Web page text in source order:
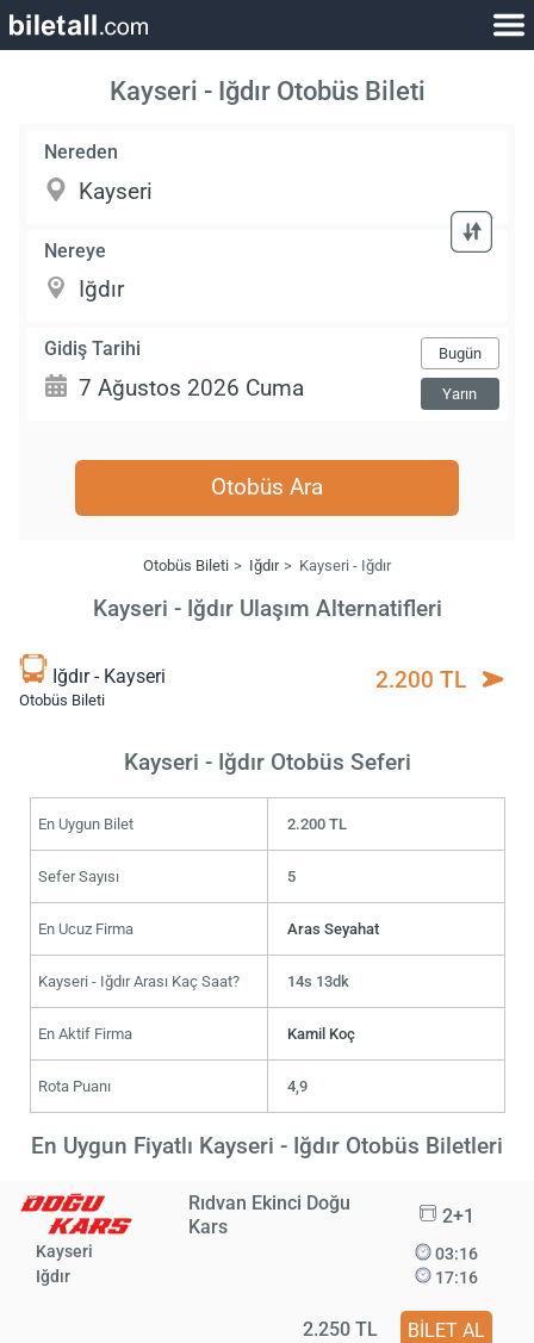
Kayseri - Iğdır Otobüs Bileti
Nereden
Nereye
Gidiş Tarihi Bugün
Yarın
Otobüs Ara
Otobüs Bileti Iğdır Kayseri - Iğdır
Kayseri - Iğdır Ulaşım Alternatifleri
Iğdır - Kayseri
Otobüs Bileti
2.200 TL
Kayseri - Iğdır Otobüs Seferi
En Uygun Bilet 2.200 TL
Sefer Sayısı 5
En Ucuz Firma Aras Seyahat
Kayseri - Iğdır Arası Kaç Saat? 14s 13dk
En Aktif Firma Kamil Koç
Rota Puanı 4,9
En Uygun Fiyatlı Kayseri - Iğdır Otobüs Biletleri
Rıdvan Ekinci Doğu
Kars
2+1
Kayseri
Iğdır
03:16
17:16
2.250 TL BİLET AL